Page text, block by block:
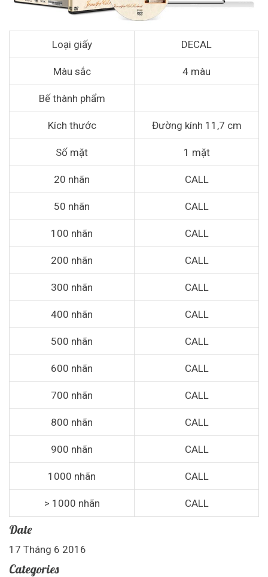
Loại giấy DECAL
Màu sắc 4 màu
Bế thành phẩm
Kích thước Đường kính 11,7 cm
Số mặt 1 mặt
20 nhãn CALL
50 nhãn CALL
100 nhãn CALL
200 nhãn CALL
300 nhãn CALL
400 nhãn CALL
500 nhãn CALL
600 nhãn CALL
700 nhãn CALL
800 nhãn CALL
900 nhãn CALL
1000 nhãn CALL
> 1000 nhãn CALL
Date
17 Tháng 6 2016
Categories